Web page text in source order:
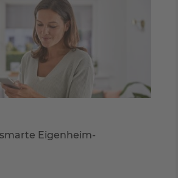
Eigenheim-